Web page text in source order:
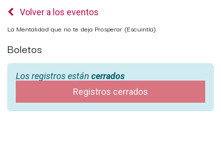
Volver a los eventos
La Mentalidad que no te deja Prosperar (Escuintla)
Boletos
Los registros están cerrados
Registros cerrados